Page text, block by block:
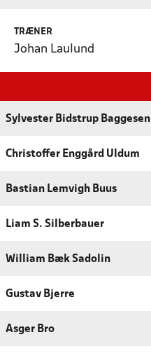
TRÆNER
Johan Laulund
Sylvester Bidstrup Baggesen
Christoffer Enggård Uldum
Bastian Lemvigh Buus
Liam S. Silberbauer
William Bæk Sadolin
Gustav Bjerre
Asger Bro